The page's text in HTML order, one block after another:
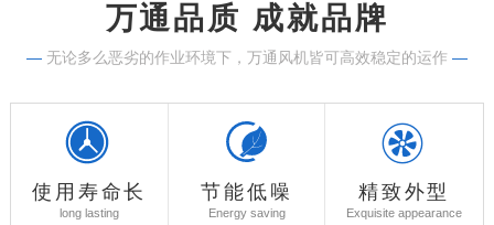
万通品质 成就品牌
— 无论多么恶劣的作业环境下，万通风机皆可高效稳定的运作 —
使用寿命长
long lasting
节能低噪
Energy saving
精致外型
Exquisite appearance